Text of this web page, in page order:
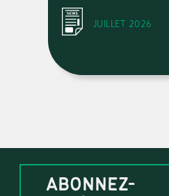
JUILLET 2026
ABONNEZ-